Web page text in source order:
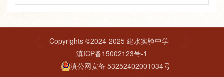
Copyrights ©2024-2025 建水实验中学
滇ICP备15002123号-1
滇公网安备 53252402001034号